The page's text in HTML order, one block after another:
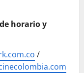
horario y
/